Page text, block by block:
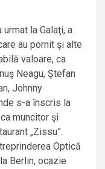
la Galaţi, a
au pornit şi alte
valoare, ca
Neagu, Ştefan
Johnny
s-a înscris la
muncitor şi
„Zissu”.
Optică
Berlin, ocazie